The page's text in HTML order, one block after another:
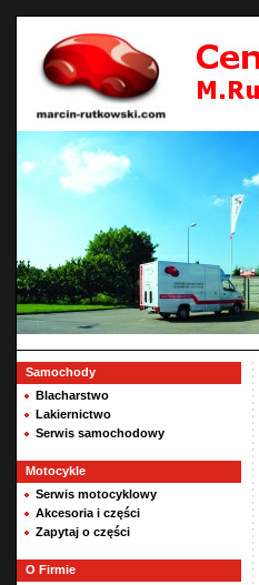
Samochody
Blacharstwo
Lakiernictwo
Serwis samochodowy
Motocykle
Serwis motocyklowy
Akcesoria i części
Zapytaj o części
O Firmie